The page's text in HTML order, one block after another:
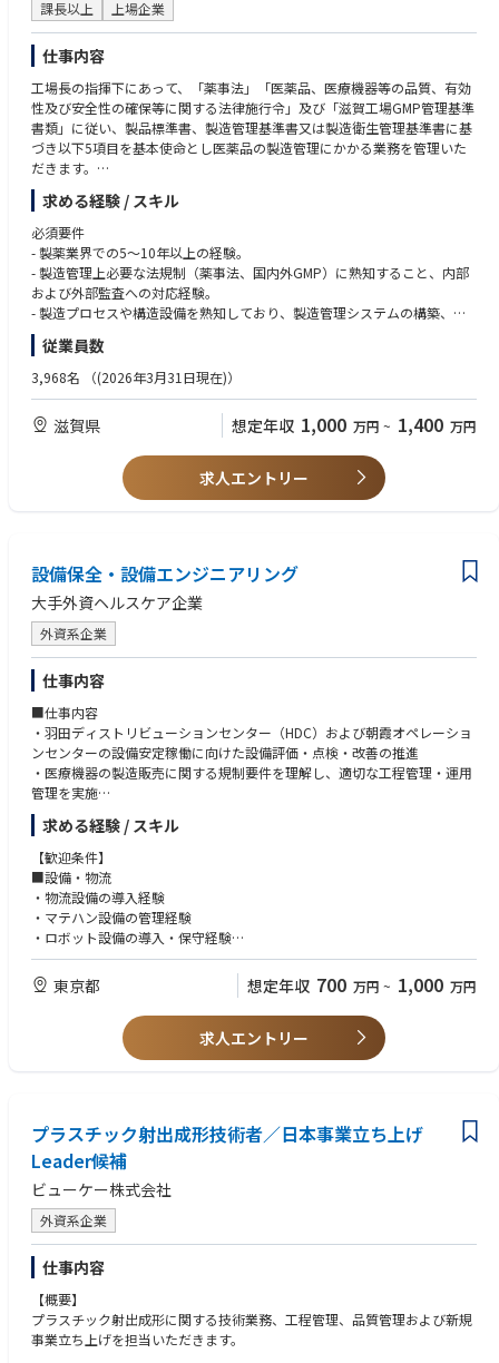
課長以上 上場企業
仕事内容
工場長の指揮下にあって、「薬事法」「医薬品、医療機器等の品質、有効
性及び安全性の確保等に関する法律施行令」及び「滋賀工場GMP管理基準
書類」に従い、製品標準書、製造管理基準書又は製造衛生管理基準書に基
づき以下5項目を基本使命とし医薬品の製造管理にかかる業務を管理いた
だきます。
（１）医薬品品質システム(PQS)の管理
医薬品品質システムが適切に運用されるように管理する。
（２）製造プロセスの管理・監督
原料・材料・製品の規格や製造手順が承認事項と一致するように管理す
る。
（３）改善活動の推進
GMPシステムの運用状況を確認し必要に応じて改善提案する。
逸脱発生時には、迅速に対応し必要な処置を指示する。
（５）メンバー育成
製造部門のメンバーに対して適切な教育・指導を行いGMP遵守を徹底す
セス・システムの改革などベストプラクティスの構築により組織力強化に
努め、グローバル市場での競争優位を推進いただきます。
特に品質保証力の向上に注力し、世界的に適合するGMP品質システムの構
築と継続的な維持を通じて、顧客から信頼される適正な品質保証を達成す
ることを目指します。
求める経験 / スキル
必須要件
- 製薬業界での5〜10年以上の経験。
- 製造管理上必要な法規制（薬事法、国内外GMP）に熟知すること、内部
および外部監査への対応経験。
- 製造プロセスや構造設備を熟知しており、製造管理システムの構築、最
適化と製造管理基準の立案・見直しができる。
- 医薬品製造の本質（安全性、有効性、均一性）を理解し、製造管理への
落し込みができる。
- プロジェクトやタスクフォースのリーダー的経験があり、部門間との連
携能力があり、実行管理を確実に担える。
-
- 学歴: 工学、薬学、化学、または関連分野の学士号以上。修士号が望まし
従業員数
3,968名 （(2026年3月31日現在)）
滋賀県 想定年収 1,000 万円 ~ 1,400 万円
求人エントリー
設備保全・設備エンジニアリング
大手外資ヘルスケア企業
外資系企業
仕事内容
■仕事内容
・羽田ディストリビューションセンター（HDC）および朝霞オペレーショ
ンセンターの設備安定稼働に向けた設備評価・点検・改善の推進
・医療機器の製造販売に関する規制要件を理解し、適切な工程管理・運用
管理を実施
・EHSS（環境・安全衛生）基準に基づく安全な作業環境の構築
■設備・機構設計支援
・電気・機械設備および周辺設備の設計サポート・提案
・安全機構の設計支援および指示
・提案仕様の確認・検証
・設備および関連システムの保守戦略立案
・保守会議の企画・リード
・マテハン（物流搬送）設備管理支援
・電気・機械設備の改善活動推進
・保全計画立案支援
■オペレーション改善
・3PL（物流委託先）保守メンバーの育成・指導
・資材設計や評価手法の改善支援
・設備・業務プロセス・システムの検証および改善
・各種プロジェクトへの参画・推進
■ベンダーマネジメント・調達管理
・外部パートナーとの関係構築
・設備仕様書作成
・見積査定および価格交渉
・納期管理
求める経験 / スキル
【歓迎条件】
■設備・物流
・物流設備の導入経験
・マテハン設備の管理経験
・ロボット設備の導入・保守経験
・設備の安全対策経験
■生産技術・保全
・保守・保全経験
・GMP知識
・QAとの業務経験
・医療機器関連規制の知識
■マネジメント
・リーダーシップ
・コーチング
・人材育成経験
・包括的（インクルーシブ）なマネジメント経験
・予算管理経験
東京都 想定年収 700 万円 ~ 1,000 万円
求人エントリー
プラスチック射出成形技術者／日本事業立ち上げ
Leader候補
ビューケー株式会社
外資系企業
仕事内容
【概要】
プラスチック射出成形に関する技術業務、工程管理、品質管理および新規
事業立ち上げを担当いただきます。